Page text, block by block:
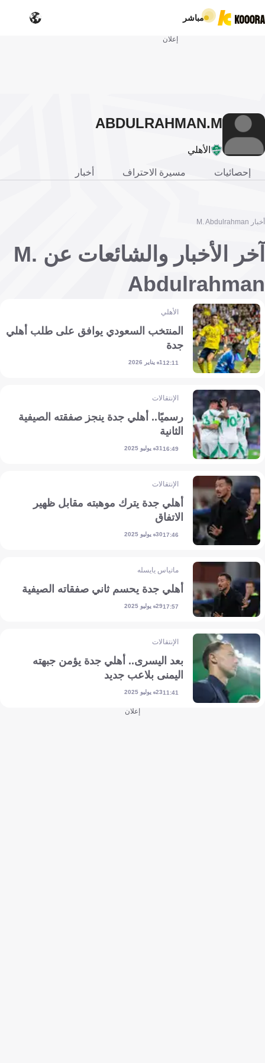
مباشر
إعلان
M.
ABDULRAHMAN
الأهلي
إحصائيات مسيرة الاحتراف أخبار
أخبار M. Abdulrahman
آخر الأخبار والشائعات عن M.
Abdulrahman
الأهلي
المنتخب السعودي يوافق على طلب أهلي
جدة
12:111 يناير 2026
الإنتقالات
رسميًا.. أهلي جدة ينجز صفقته الصيفية
الثانية
16:4931 يوليو 2025
الإنتقالات
أهلي جدة يترك موهبته مقابل ظهير
الاتفاق
17:4630 يوليو 2025
ماتياس يايسله
أهلي جدة يحسم ثاني صفقاته الصيفية
17:5729 يوليو 2025
الإنتقالات
بعد اليسرى.. أهلي جدة يؤمن جبهته
اليمنى بلاعب جديد
11:4123 يوليو 2025
إعلان